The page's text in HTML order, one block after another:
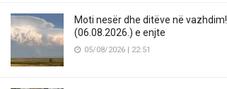
Moti nesër dhe ditëve në vazhdim!
(06.08.2026.) e enjte
05/08/2026 | 22:51